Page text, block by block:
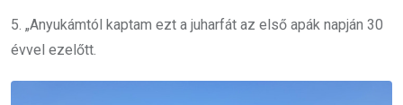
5. „Anyukámtól kaptam ezt a juharfát az első apák napján 30
évvel ezelőtt.